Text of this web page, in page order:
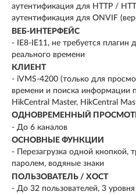
аутентификация для HTTP /
аутентификация для ONVIF
ВЕБ-ИНТЕРФЕЙС
- IE8-IE11, не требуется
реального времени
КЛИЕНТ
- iVMS-4200 (только для
времени и поиска информации
HikCentral Master, HikCentral
ОДНОВРЕМЕННЫЙ
- До 6 каналов
ОСНОВНЫЕ ФУНКЦИИ
- Перезагрузка одной кнопкой,
паролем, водяные знаки
ПОЛЬЗОВАТЕЛЬ / ХОСТ
- До 32 пользователей, 3